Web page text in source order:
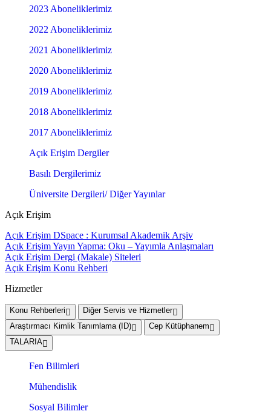
2023 Aboneliklerimiz
2022 Aboneliklerimiz
2021 Aboneliklerimiz
2020 Aboneliklerimiz
2019 Aboneliklerimiz
2018 Aboneliklerimiz
2017 Aboneliklerimiz
Açık Erişim Dergiler
Basılı Dergilerimiz
Üniversite Dergileri/ Diğer Yayınlar
Açık Erişim
Açık Erişim DSpace : Kurumsal Akademik Arşiv
Açık Erişim Yayın Yapma: Oku – Yayımla Anlaşmaları
Açık Erişim Dergi (Makale) Siteleri
Açık Erişim Konu Rehberi
Hizmetler
Konu Rehberleri
Diğer Servis ve Hizmetler
Araştırmacı Kimlik Tanımlama (ID)
Cep Kütüphanem
TALARIA
Fen Bilimleri
Mühendislik
Sosyal Bilimler